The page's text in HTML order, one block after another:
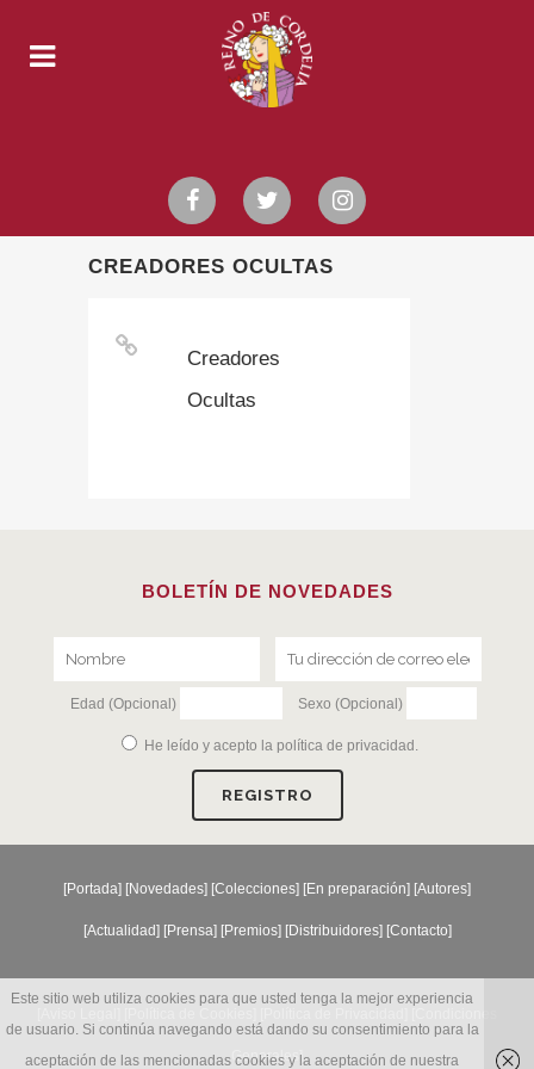
CREADORES OCULTAS
Creadores
Ocultas
BOLETÍN DE NOVEDADES
Edad (Opcional) Sexo (Opcional)
He leído y acepto la política de privacidad .
[Portada] [Novedades] [Colecciones] [En preparación] [Autores]
[Actualidad] [Prensa] [Premios] [Distribuidores] [Contacto]
Generales ]
Este sitio web utiliza cookies para que usted tenga la mejor experiencia
de usuario. Si continúa navegando está dando su consentimiento para la
aceptación de las mencionadas cookies y la aceptación de nuestra